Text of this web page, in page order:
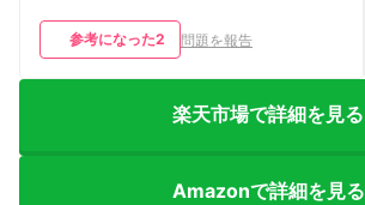
参考になった2 問題を報告
楽天市場で詳細を見る
Amazonで詳細を見る